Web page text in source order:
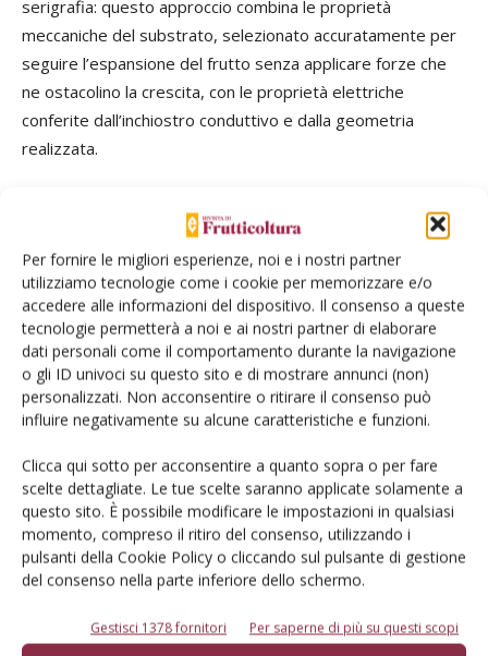
Per fornire le migliori esperienze, noi e i nostri partner
utilizziamo tecnologie come i cookie per memorizzare e/o
accedere alle informazioni del dispositivo. Il consenso a queste
tecnologie permetterà a noi e ai nostri partner di elaborare
dati personali come il comportamento durante la navigazione
o gli ID univoci su questo sito e di mostrare annunci (non)
personalizzati. Non acconsentire o ritirare il consenso può
influire negativamente su alcune caratteristiche e funzioni.
Clicca qui sotto per acconsentire a quanto sopra o per fare
scelte dettagliate. Le tue scelte saranno applicate solamente a
questo sito. È possibile modificare le impostazioni in qualsiasi
momento, compreso il ritiro del consenso, utilizzando i
pulsanti della Cookie Policy o cliccando sul pulsante di gestione
del consenso nella parte inferiore dello schermo.
Gestisci 1378 fornitori Per saperne di più su questi scopi
serigrafia: questo approccio combina le proprietà
meccaniche del substrato, selezionato accuratamente per
seguire l’espansione del frutto senza applicare forze che
ne ostacolino la crescita, con le proprietà elettriche
conferite dall’inchiostro conduttivo e dalla geometria
realizzata.
ampiamente sviluppata a livello industriale permettendo di
scalare la produzione riducendo al minimo i costi. Seppur
questo pro-getto sia in fase iniziale, iprimi prototipi sono
stati installati in frutteto a inizio giugno 2024presso il
Lido(Laimburg Integrated Digital Orchard), frutteto
digitale sperimentale di Rosy Glow Pink Lady® con
estensione 0,65 ha e allevato con sistema multi-asse
planare. I sensori, montati lungo il diametro massimo
equatoriale e provvisoriamente mantenuti in posizione
grazie a due semplici morsetti a coccodrillo, hanno seguito
il regolare accrescimento dei frutti, espandendosi con essi
fino a raccolta. Sarà obiettivo delle prossime due stagioni in
campo l’ottimizzazione delle interconnessioni, la
correzione del segnale.